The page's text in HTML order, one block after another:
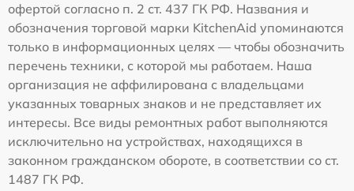
офертой согласно п. 2 ст. 437 ГК РФ. Названия и
обозначения торговой марки KitchenAid упоминаются
только в информационных целях — чтобы обозначить
перечень техники, с которой мы работаем. Наша
организация не аффилирована с владельцами
указанных товарных знаков и не представляет их
интересы. Все виды ремонтных работ выполняются
исключительно на устройствах, находящихся в
законном гражданском обороте, в соответствии со ст.
1487 ГК РФ.